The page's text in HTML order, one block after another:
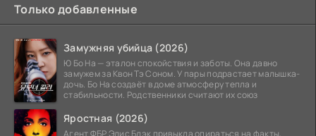
Только добавленные
Замужняя убийца (2026)
Ю Бо На — эталон спокойствия и заботы. Она давно
замужем за Квон Тэ Соном. У пары подрастает малышка-
дочь. Бо На создаёт в доме атмосферу тепла и
стабильности. Родственники считают их союз
Яростная (2026)
Агент ФБР Элис Блэк привыкла опираться на факты,